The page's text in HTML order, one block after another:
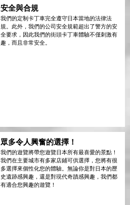
安全與合規
我們的定制卡丁車完全遵守日本當地的法律法
規。此外，我們的公司安全規範超出了警方的安
全要求，因此我們的街頭卡丁車體驗不僅刺激有
趣，而且非常安全。
眾多令人興奮的選擇！
我們的遊覽將帶您遊覽日本所有最喜愛的景點！
我們在主要城市有多家店鋪可供選擇，您將有很
多選擇來個性化您的體驗。無論你是對日本的歷
史遺跡感興趣，還是對現代奇蹟感興趣，我們都
有適合您興趣的遊覽！